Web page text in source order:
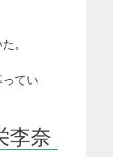
。
てい
李奈